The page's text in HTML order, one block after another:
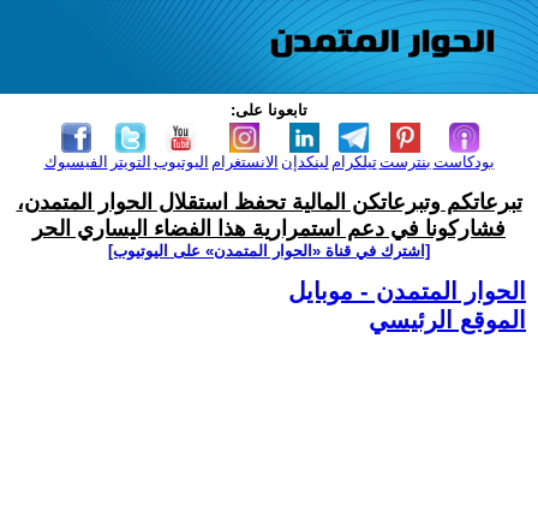
تابعونا على:
الفيسبوك التويتر اليوتيوب الانستغرام لينكدإن تيلكرامبنترست بودكاست
تبرعاتكم وتبرعاتكن المالية تحفظ استقلال الحوار المتمدن،
فشاركونا في دعم استمرارية هذا الفضاء اليساري الحر
[اشترك في قناة ‫«الحوار المتمدن» على اليوتيوب]
الحوار المتمدن - موبايل
الموقع الرئيسي